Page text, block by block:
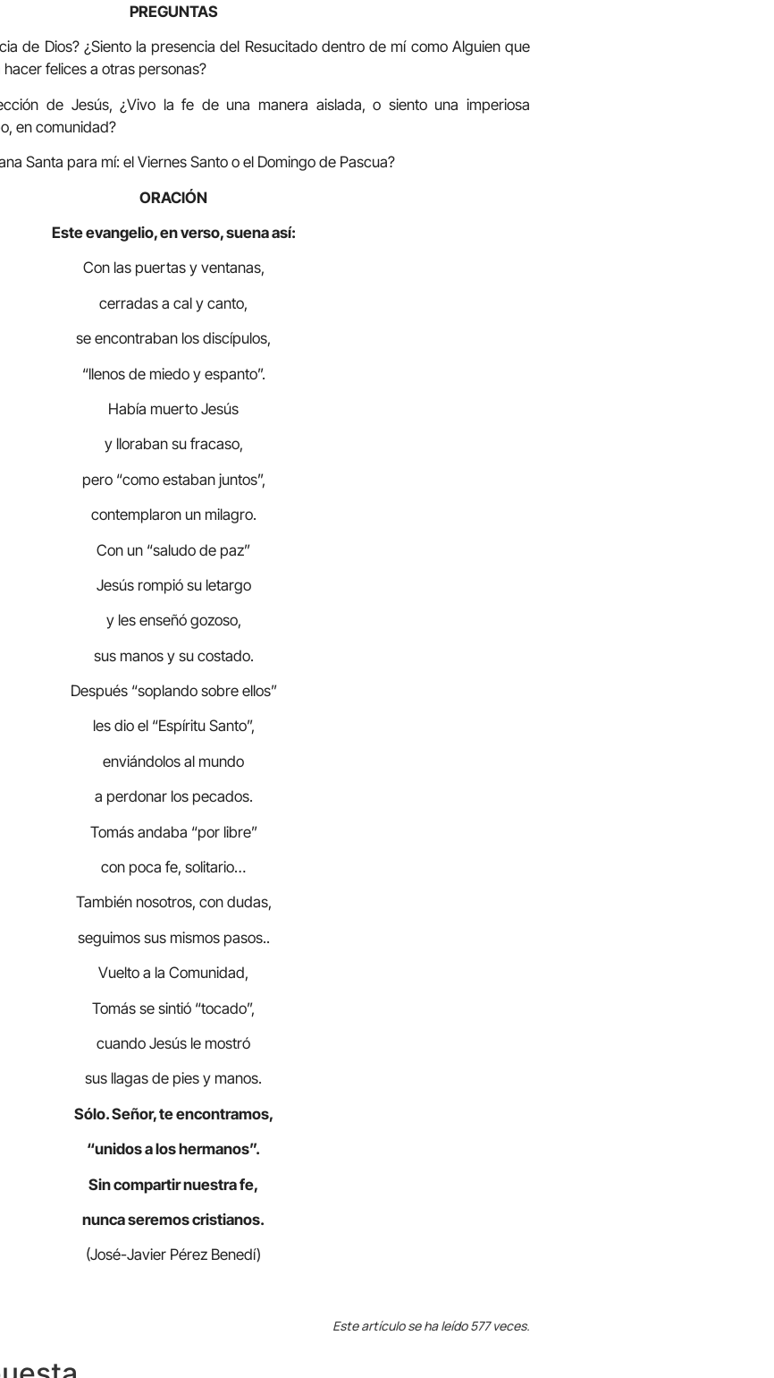
PREGUNTAS
de Dios? ¿Siento la presencia del Resucitado dentro de mí como Alguien que
felices a otras personas?
de Jesús, ¿Vivo la fe de una manera aislada, o siento una imperiosa
en comunidad?
Santa para mí: el Viernes Santo o el Domingo de Pascua?
ORACIÓN
Este evangelio, en verso, suena así:
Con las puertas y ventanas,
cerradas a cal y canto,
se encontraban los discípulos,
“llenos de miedo y espanto”.
Había muerto Jesús
y lloraban su fracaso,
pero “como estaban juntos”,
contemplaron un milagro.
Con un “saludo de paz”
Jesús rompió su letargo
y les enseñó gozoso,
sus manos y su costado.
Después “soplando sobre ellos”
les dio el “Espíritu Santo”,
enviándolos al mundo
a perdonar los pecados.
Tomás andaba “por libre”
con poca fe, solitario…
También nosotros, con dudas,
seguimos sus mismos pasos..
Vuelto a la Comunidad,
Tomás se sintió “tocado”,
cuando Jesús le mostró
sus llagas de pies y manos.
Sólo. Señor, te encontramos,
“unidos a los hermanos”.
Sin compartir nuestra fe,
nunca seremos cristianos.
(José-Javier Pérez Benedí)
Este artículo se ha leído 577 veces.